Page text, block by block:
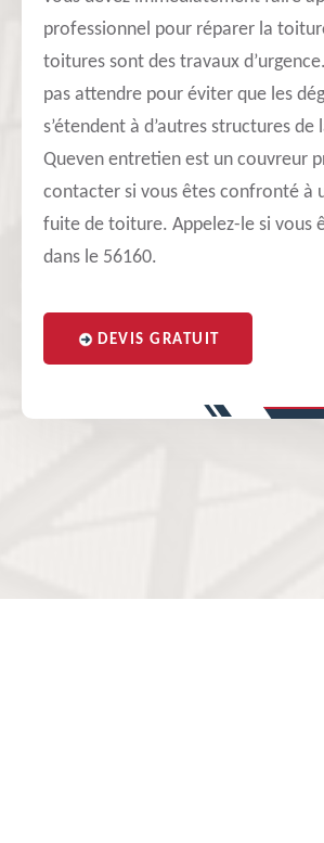
professionnel pour réparer la
toitures sont des travaux
pas attendre pour éviter que les
s’étendent à d’autres structures de
Queven entretien est un couvreur
contacter si vous êtes confronté à
fuite de toiture. Appelez-le si vous
dans le 56160.
DEVIS GRATUIT